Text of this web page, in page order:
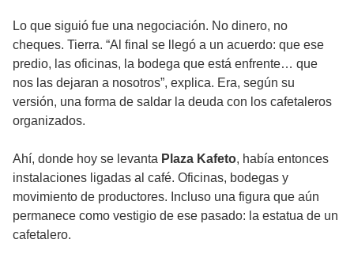
Lo que siguió fue una negociación. No dinero, no
cheques. Tierra. “Al final se llegó a un acuerdo: que ese
predio, las oficinas, la bodega que está enfrente… que
nos las dejaran a nosotros”, explica. Era, según su
versión, una forma de saldar la deuda con los cafetaleros
organizados.
Ahí, donde hoy se levanta Plaza Kafeto, había entonces
instalaciones ligadas al café. Oficinas, bodegas y
movimiento de productores. Incluso una figura que aún
permanece como vestigio de ese pasado: la estatua de un
cafetalero.